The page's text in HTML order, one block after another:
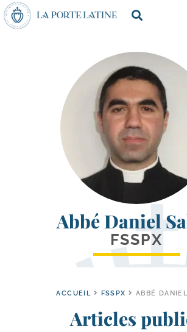
Abbé Daniel
FSSPX
ACCUEIL FSSPX ABBÉ
Articles